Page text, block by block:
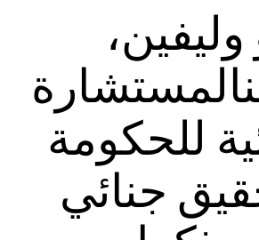
وليفين،
للحكومة
جنائي